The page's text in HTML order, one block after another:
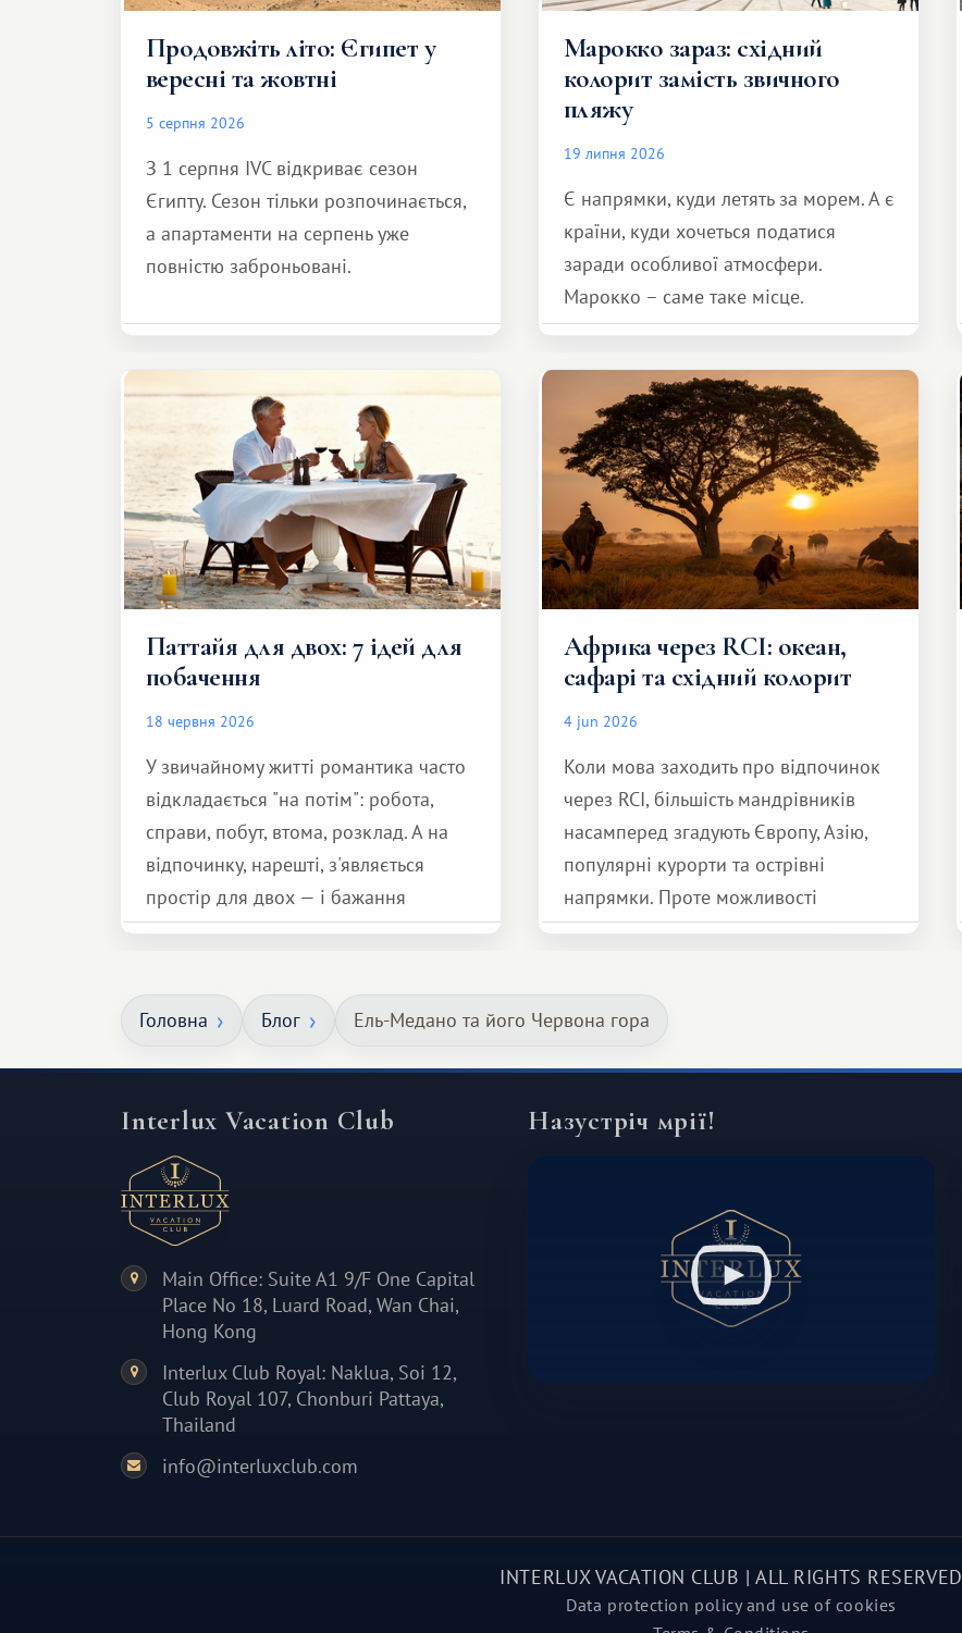
Продовжіть літо: Єгипет у
вересні та жовтні
5 серпня 2026
З 1 серпня IVC відкриває сезон
Єгипту. Сезон тільки розпочинається,
а апартаменти на серпень уже
повністю заброньовані.
Марокко зараз: східний
колорит замість звичного
пляжу
19 липня 2026
Є напрямки, куди летять за морем. А є
країни, куди хочеться податися
заради особливої ​​атмосфери.
Марокко – саме таке місце.
Паттайя для двох: 7 ідей для
побачення
18 червня 2026
У звичайному житті романтика часто
відкладається "на потім": робота,
справи, побут, втома, розклад. А на
відпочинку, нарешті, з'являється
простір для двох — і бажання
зробити для близької людини щось
але тепле і незабутнє :)
Африка через RCI: океан,
сафарі та східний колорит
4 jun 2026
Коли мова заходить про відпочинок
через RCI, більшість мандрівників
насамперед згадують Європу, Азію,
популярні курорти та острівні
напрямки. Проте можливості
обмінної системи значно ширші.
який здатний подарувати зовсім
інший формат подорожі.
Головна Блог Ель-Медано та його Червона гора
Interlux Vacation Club
Main Office: Suite A1 9/F One Capital
Place No 18, Luard Road, Wan Chai,
Hong Kong
Interlux Club Royal: Naklua, Soi 12,
Club Royal 107, Chonburi Pattaya,
Thailand
info@interluxclub.com
Назустріч мрії!
INTERLUX VACATION CLUB | ALL RIGHTS RESERVED
Data protection policy and use of cookies